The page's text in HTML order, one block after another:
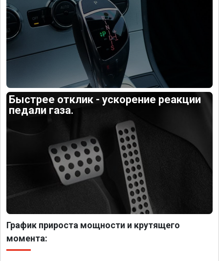
Быстрее отклик - ускорение реакции
педали газа.
График прироста мощности и крутящего
момента: